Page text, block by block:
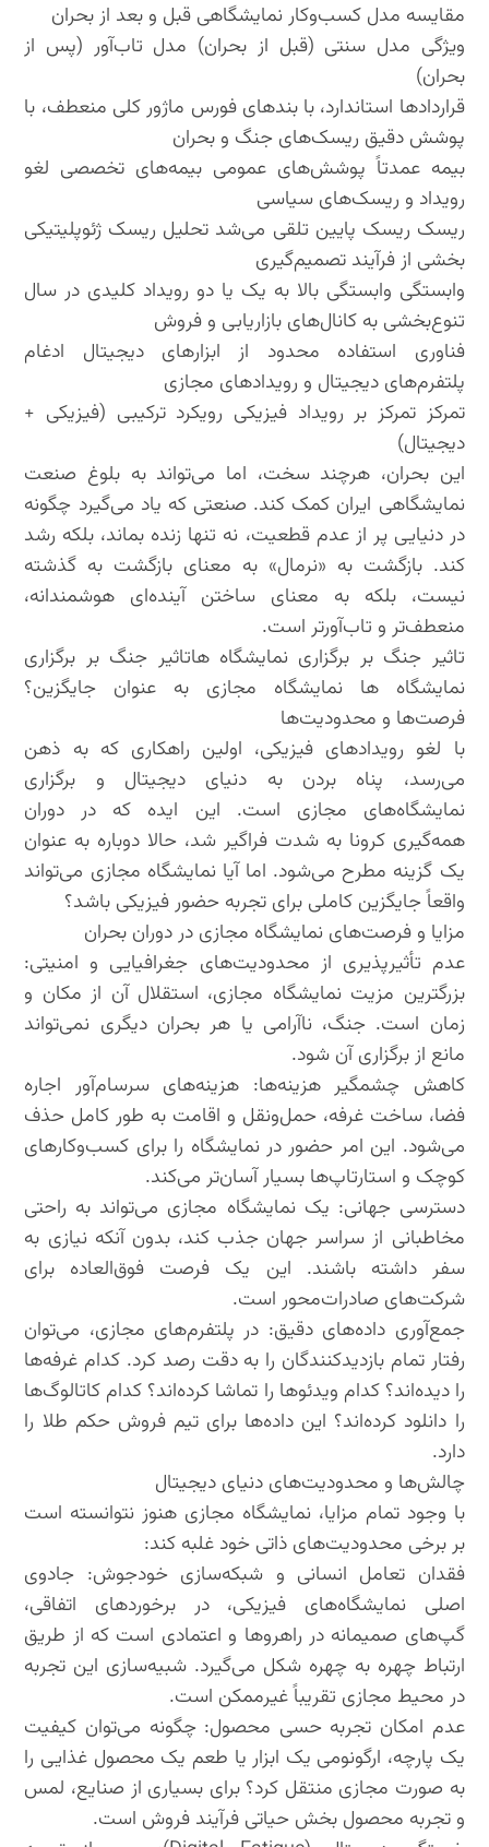
مقایسه مدل کسب‌وکار نمایشگاهی قبل و بعد از بحران
ویژگی مدل سنتی (قبل از بحران) مدل تاب‌آور (پس از
بحران)
قراردادها استاندارد، با بندهای فورس ماژور کلی منعطف، با
پوشش دقیق ریسک‌های جنگ و بحران
بیمه عمدتاً پوشش‌های عمومی بیمه‌های تخصصی لغو
رویداد و ریسک‌های سیاسی
ریسک ریسک پایین تلقی می‌شد تحلیل ریسک ژئوپلیتیکی
بخشی از فرآیند تصمیم‌گیری
وابستگی وابستگی بالا به یک یا دو رویداد کلیدی در سال
تنوع‌بخشی به کانال‌های بازاریابی و فروش
فناوری استفاده محدود از ابزارهای دیجیتال ادغام
پلتفرم‌های دیجیتال و رویدادهای مجازی
تمرکز تمرکز بر رویداد فیزیکی رویکرد ترکیبی (فیزیکی +
دیجیتال)
این بحران، هرچند سخت، اما می‌تواند به بلوغ صنعت
نمایشگاهی ایران کمک کند. صنعتی که یاد می‌گیرد چگونه
در دنیایی پر از عدم قطعیت، نه تنها زنده بماند، بلکه رشد
کند. بازگشت به «نرمال» به معنای بازگشت به گذشته
نیست، بلکه به معنای ساختن آینده‌ای هوشمندانه،
منعطف‌تر و تاب‌آورتر است.
تاثیر جنگ بر برگزاری نمایشگاه هاتاثیر جنگ بر برگزاری
نمایشگاه ها نمایشگاه مجازی به عنوان جایگزین؟
فرصت‌ها و محدودیت‌ها
با لغو رویدادهای فیزیکی، اولین راهکاری که به ذهن
می‌رسد، پناه بردن به دنیای دیجیتال و برگزاری
نمایشگاه‌های مجازی است. این ایده که در دوران
همه‌گیری کرونا به شدت فراگیر شد، حالا دوباره به عنوان
یک گزینه مطرح می‌شود. اما آیا نمایشگاه مجازی می‌تواند
واقعاً جایگزین کاملی برای تجربه حضور فیزیکی باشد؟
مزایا و فرصت‌های نمایشگاه مجازی در دوران بحران
عدم تأثیرپذیری از محدودیت‌های جغرافیایی و امنیتی:
بزرگترین مزیت نمایشگاه مجازی، استقلال آن از مکان و
زمان است. جنگ، ناآرامی یا هر بحران دیگری نمی‌تواند
مانع از برگزاری آن شود.
کاهش چشمگیر هزینه‌ها: هزینه‌های سرسام‌آور اجاره
فضا، ساخت غرفه، حمل‌ونقل و اقامت به طور کامل حذف
می‌شود. این امر حضور در نمایشگاه را برای کسب‌وکارهای
کوچک و استارتاپ‌ها بسیار آسان‌تر می‌کند.
دسترسی جهانی: یک نمایشگاه مجازی می‌تواند به راحتی
مخاطبانی از سراسر جهان جذب کند، بدون آنکه نیازی به
سفر داشته باشند. این یک فرصت فوق‌العاده برای
شرکت‌های صادرات‌محور است.
جمع‌آوری داده‌های دقیق: در پلتفرم‌های مجازی، می‌توان
رفتار تمام بازدیدکنندگان را به دقت رصد کرد. کدام غرفه‌ها
را دیده‌اند؟ کدام ویدئوها را تماشا کرده‌اند؟ کدام کاتالوگ‌ها
را دانلود کرده‌اند؟ این داده‌ها برای تیم فروش حکم طلا را
دارد.
چالش‌ها و محدودیت‌های دنیای دیجیتال
با وجود تمام مزایا، نمایشگاه مجازی هنوز نتوانسته است
بر برخی محدودیت‌های ذاتی خود غلبه کند:
فقدان تعامل انسانی و شبکه‌سازی خودجوش: جادوی
اصلی نمایشگاه‌های فیزیکی، در برخوردهای اتفاقی،
گپ‌های صمیمانه در راهروها و اعتمادی است که از طریق
ارتباط چهره به چهره شکل می‌گیرد. شبیه‌سازی این تجربه
در محیط مجازی تقریباً غیرممکن است.
عدم امکان تجربه حسی محصول: چگونه می‌توان کیفیت
یک پارچه، ارگونومی یک ابزار یا طعم یک محصول غذایی را
به صورت مجازی منتقل کرد؟ برای بسیاری از صنایع، لمس
و تجربه محصول بخش حیاتی فرآیند فروش است.